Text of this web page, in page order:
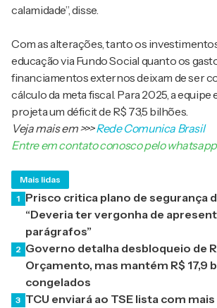
calamidade”, disse.
Com as alterações, tanto os
educação via Fundo Social quanto os
financiamentos externos deixam de ser
cálculo da meta fiscal. Para 2025, a
projeta um déficit de R$ 73,5 bilhões.
Veja mais em>>>Rede Comunica Brasil
Entre em contato conosco pelo
Mais lidas
1 Prisco critica plano de segurança
“Deveria ter vergonha de
parágrafos”
2 Governo detalha desbloqueio de
Orçamento, mas mantém R$ 17,9
congelados
3 TCU enviará ao TSE lista com